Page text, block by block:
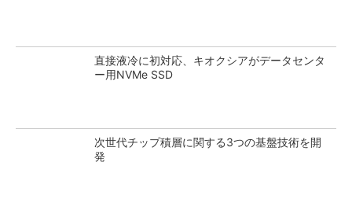
直接液冷に初対応、キオクシアがデータセンタ
ー用NVMe SSD
次世代チップ積層に関する3つの基盤技術を開
発